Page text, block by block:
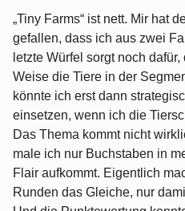
„Tiny Farms“ ist nett. Mir hat
gefallen, dass ich aus zwei
letzte Würfel sorgt noch
Weise die Tiere in der
könnte ich erst dann
einsetzen, wenn ich die
Das Thema kommt nicht
male ich nur Buchstaben in
Flair aufkommt. Eigentlich
Runden das Gleiche, nur